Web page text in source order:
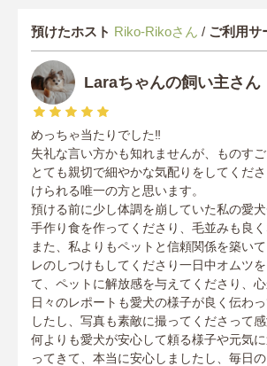
預けたホスト Riko-Rikoさん / ご利用サ
Laraちゃんの飼い主さん
めっちゃ当たりでした‼️
失礼な言い方かも知れませんが、ものすご
とても親切で細やかな気配りをしてくだ
けられる唯一の方と思います。
預ける前に少し体調を崩していた私の愛犬
手作り食を作ってくださり、毛並みも良く
また、私よりもペットと信頼関係を築い
レのしつけもしてくださり一日中オムツ
て、ペットに解放感を与えてくださり、心
日々のレポートも愛犬の様子が良く伝わ
したし、写真も素敵に撮ってくださって感
何よりも愛犬が安心して頼る様子や元気
ってきて、本当に安心しましたし、毎日